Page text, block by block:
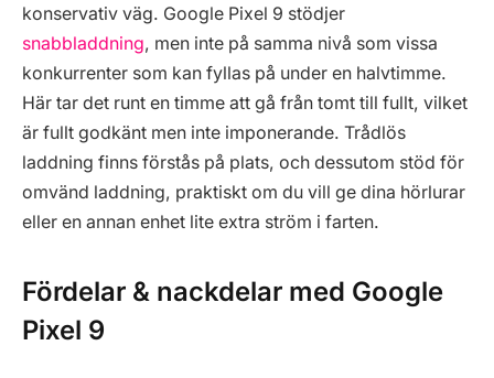
konservativ väg. Google Pixel 9 stödjer
snabbladdning, men inte på samma nivå som vissa
konkurrenter som kan fyllas på under en halvtimme.
Här tar det runt en timme att gå från tomt till fullt, vilket
är fullt godkänt men inte imponerande. Trådlös
laddning finns förstås på plats, och dessutom stöd för
omvänd laddning, praktiskt om du vill ge dina hörlurar
eller en annan enhet lite extra ström i farten.
Fördelar & nackdelar med Google
Pixel 9